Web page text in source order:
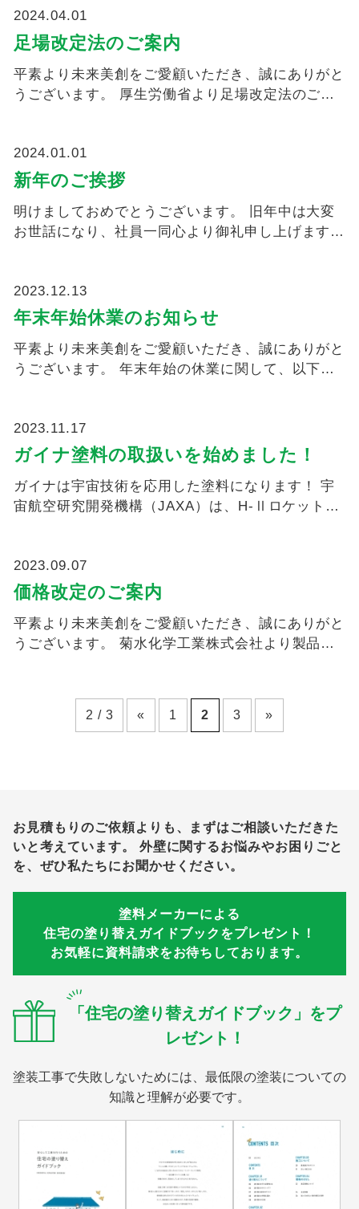
2024.04.01
足場改定法のご案内
平素より未来美創をご愛顧いただき、誠にありがと
うございます。 厚生労働省より足場改定法のご案
2024.01.01
新年のご挨拶
明けましておめでとうございます。 旧年中は大変
お世話になり、社員一同心より御礼申し上げます。
2023.12.13
年末年始休業のお知らせ
平素より未来美創をご愛顧いただき、誠にありがと
うございます。 年末年始の休業に関して、以下の
2023.11.17
ガイナ塗料の取扱いを始めました！
ガイナは宇宙技術を応用した塗料になります！ 宇
宙航空研究開発機構（JAXA）は、H-Ⅱロケット
2023.09.07
価格改定のご案内
平素より未来美創をご愛顧いただき、誠にありがと
うございます。 菊水化学工業株式会社より製品価
2 / 3 « 1 2 3 »
お見積もりのご依頼よりも、まずはご相談いただきた
いと考えています。
外壁に関するお悩みやお困りごと
を、ぜひ私たちにお聞かせください。
塗料メーカーによる
住宅の塗り替えガイドブックをプレゼント！
お気軽に資料請求をお待ちしております。
「住宅の塗り替えガイドブック」をプ
レゼント！
塗装工事で失敗しないためには、最低限の塗装についての
知識と理解が必要です。